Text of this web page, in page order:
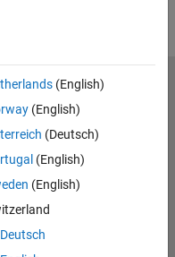
(English)
(English)
(Deutsch)
(English)
(English)
Deutsch
Estado de las aplicaciones